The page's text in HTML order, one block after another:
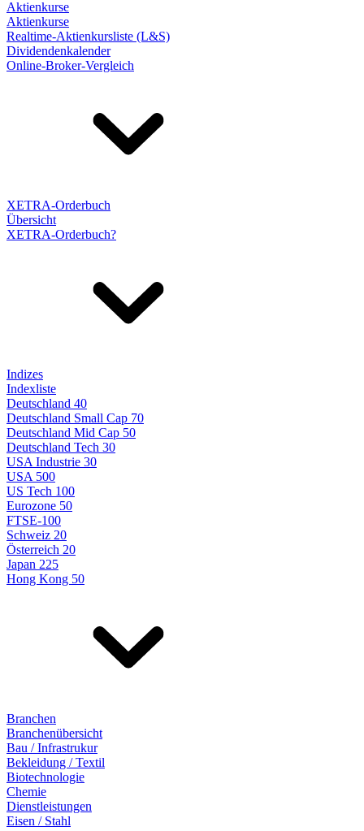
Aktienkurse
Aktienkurse
Realtime-Aktienkursliste (L&S)
Dividendenkalender
Online-Broker-Vergleich
XETRA-Orderbuch
Übersicht
XETRA-Orderbuch?
Indizes
Indexliste
Deutschland 40
Deutschland Small Cap 70
Deutschland Mid Cap 50
Deutschland Tech 30
USA Industrie 30
USA 500
US Tech 100
Eurozone 50
FTSE-100
Schweiz 20
Österreich 20
Japan 225
Hong Kong 50
Branchen
Branchenübersicht
Bau / Infrastrukur
Bekleidung / Textil
Biotechnologie
Chemie
Dienstleistungen
Eisen / Stahl